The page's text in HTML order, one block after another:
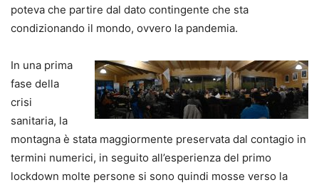
poteva che partire dal dato contingente che sta
condizionando il mondo, ovvero la pandemia.
In una prima
fase della
crisi
sanitaria, la
montagna è stata maggiormente preservata dal contagio in
termini numerici, in seguito all’esperienza del primo
lockdown molte persone si sono quindi mosse verso la